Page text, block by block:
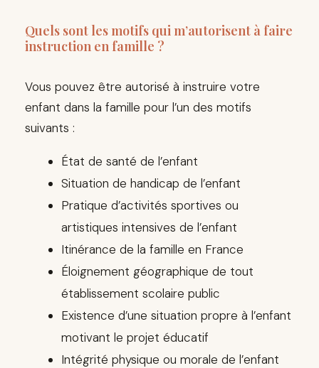
Quels sont les motifs qui m’autorisent à faire
instruction en famille ?
Vous pouvez être autorisé à instruire votre
enfant dans la famille pour l’un des motifs
suivants :
État de santé de l’enfant
Situation de handicap de l’enfant
Pratique d’activités sportives ou
artistiques intensives de l’enfant
Itinérance de la famille en France
Éloignement géographique de tout
établissement scolaire public
Existence d’une situation propre à l’enfant
motivant le projet éducatif
Intégrité physique ou morale de l’enfant